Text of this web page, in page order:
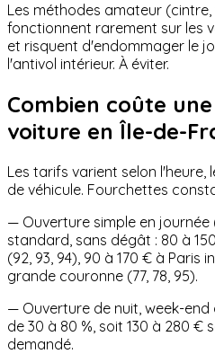
Les méthodes amateur
fonctionnent rarement sur les
et risquent d'endommager le
l'antivol intérieur. À éviter.
Combien coûte
voiture en Île-de-
Les tarifs varient selon
de véhicule. Fourchettes
— Ouverture simple en journée
standard, sans dégât : 80 à
(92, 93, 94), 90 à 170 € à Paris
grande couronne (77, 78, 95).
— Ouverture de nuit, week-
de 30 à 80 %, soit 130 à 280 €
demandé.